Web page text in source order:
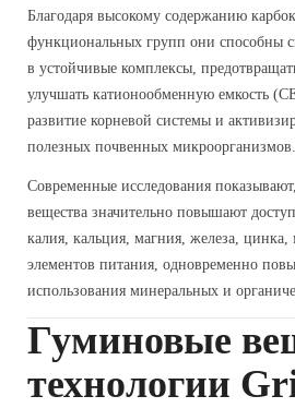
Благодаря высокому содержанию
функциональных групп они способны
в устойчивые комплексы,
улучшать катионообменную емкость
развитие корневой системы и
полезных почвенных микроорганизмов.
Современные исследования
вещества значительно повышают
калия, кальция, магния, железа,
элементов питания, одновременно
использования минеральных и
Гуминовые
технологии